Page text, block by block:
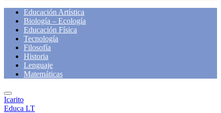
Educación Artística
Biología – Ecología
Educación Física
Tecnología
Filosofía
Historia
Lenguaje
Matemáticas
Icarito
Educa LT